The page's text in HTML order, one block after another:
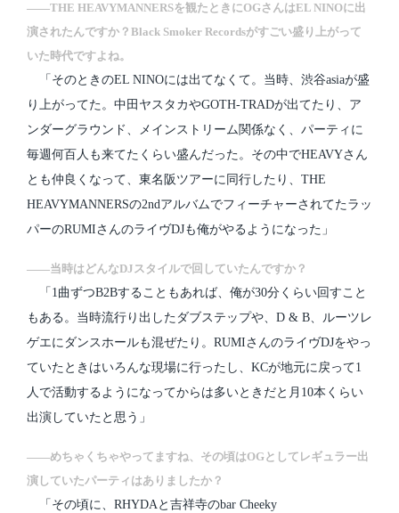
――THE HEAVYMANNERSを観たときにOGさんはEL NINOに出
演されたんですか？Black Smoker Recordsがすごい盛り上がって
いた時代ですよね。
「そのときのEL NINOには出てなくて。当時、渋谷asiaが盛
り上がってた。中田ヤスタカやGOTH-TRADが出てたり、ア
ンダーグラウンド、メインストリーム関係なく、パーティに
毎週何百人も来てたくらい盛んだった。その中でHEAVYさん
とも仲良くなって、東名阪ツアーに同行したり、THE
HEAVYMANNERSの2ndアルバムでフィーチャーされてたラッ
パーのRUMIさんのライヴDJも俺がやるようになった」
――当時はどんなDJスタイルで回していたんですか？
「1曲ずつB2Bすることもあれば、俺が30分くらい回すこと
もある。当時流行り出したダブステップや、D & B、ルーツレ
ゲエにダンスホールも混ぜたり。RUMIさんのライヴDJをやっ
ていたときはいろんな現場に行ったし、KCが地元に戻って1
人で活動するようになってからは多いときだと月10本くらい
出演していたと思う」
――めちゃくちゃやってますね、その頃はOGとしてレギュラー出
演していたパーティはありましたか？
「その頃に、RHYDAと吉祥寺のbar Cheeky